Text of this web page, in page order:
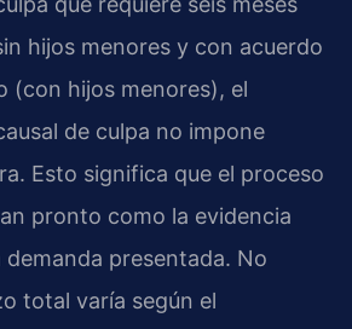
hijos menores y con acuerdo
(con hijos menores), el
de culpa no impone
Esto significa que el proceso
pronto como la evidencia
demanda presentada. No
total varía según el